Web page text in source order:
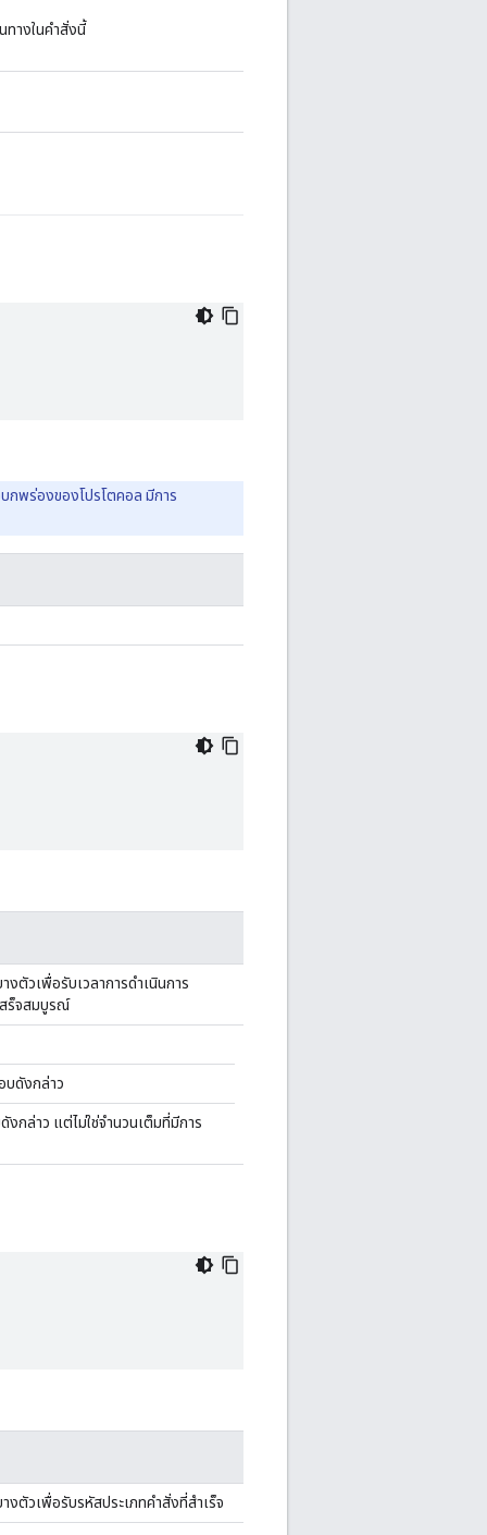
ทางในคำสั่งนี้
กพร่องของโปรโตคอล มีการ
งตัวเพื่อรับเวลาการดำเนินการ
สร็จสมบูรณ์
บดังกล่าว
งกล่าว แต่ไม่ใช่จำนวนเต็มที่มีการ
งตัวเพื่อรับรหัสประเภทคำสั่งที่สำเร็จ